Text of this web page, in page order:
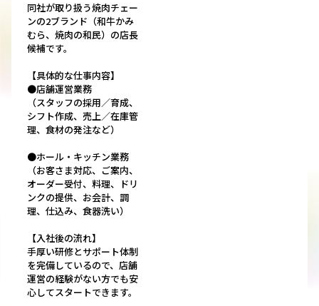
同社が取り扱う焼肉チェー
ンの2ブランド（和牛かみ
むら、焼肉の和民）の店長
候補です。
【具体的な仕事内容】
●店舗運営業務
（スタッフの採用／育成、
シフト作成、売上／在庫管
理、食材の発注など）
●ホール・キッチン業務
（お客さま対応、ご案内、
オーダー受付、料理、ドリ
ンクの提供、お会計、調
理、仕込み、食器洗い）
【入社後の流れ】
手厚い研修とサポート体制
を完備しているので、店舗
運営の経験がない方でも安
心してスタートできます。